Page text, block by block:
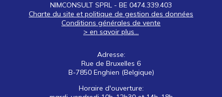
NIMCONSULT SPRL - BE 0474.339.403
Charte du site et politique de gestion des données
Conditions générales de vente
> en savoir plus...
Adresse:
Rue de Bruxelles 6
B-7850 Enghien (Belgique)
Horaire d'ouverture: